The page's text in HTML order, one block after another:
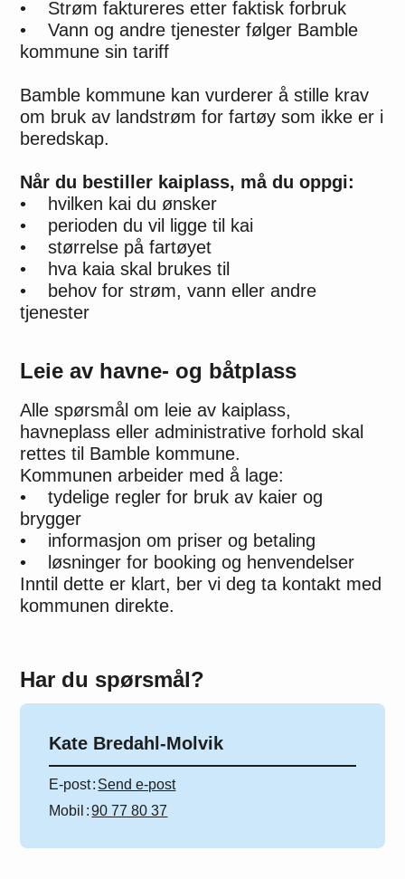
• Strøm faktureres etter faktisk forbruk
• Vann og andre tjenester følger Bamble
kommune sin tariff
Bamble kommune kan vurderer å stille krav
om bruk av landstrøm for fartøy som ikke er i
beredskap.
Når du bestiller kaiplass, må du oppgi:
• hvilken kai du ønsker
• perioden du vil ligge til kai
• størrelse på fartøyet
• hva kaia skal brukes til
• behov for strøm, vann eller andre
tjenester
Leie av havne- og båtplass
Alle spørsmål om leie av kaiplass,
havneplass eller administrative forhold skal
rettes til Bamble kommune.
Kommunen arbeider med å lage:
• tydelige regler for bruk av kaier og
brygger
• informasjon om priser og betaling
• løsninger for booking og henvendelser
Inntil dette er klart, ber vi deg ta kontakt med
kommunen direkte.
Har du spørsmål?
Kate Bredahl-Molvik
E-post Send e-post
Mobil 90 77 80 37